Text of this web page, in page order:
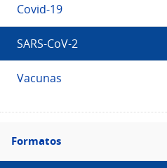
Covid-19
SARS-CoV-2
Vacunas
Filtro
Formatos
Formatos